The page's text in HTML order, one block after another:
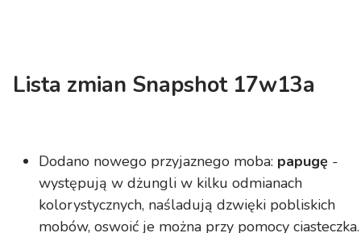
Lista zmian Snapshot 17w13a
Dodano nowego przyjaznego moba: papugę -
występują w dżungli w kilku odmianach
kolorystycznych, naśladują dzwięki pobliskich
mobów, oswoić je można przy pomocy ciasteczka.